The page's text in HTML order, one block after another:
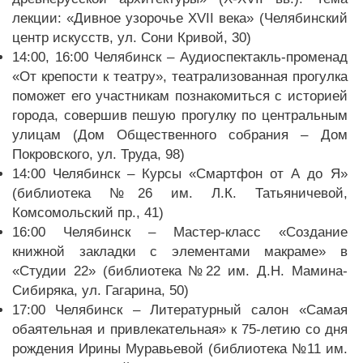
лекции: «Дивное узорочье XVII века» (Челябинский
центр искусств, ул. Сони Кривой, 30)
14:00, 16:00 Челябинск – Аудиоспектакль-променад
«От крепости к театру», театрализованная прогулка
поможет его участникам познакомиться с историей
города, совершив пешую прогулку по центральным
улицам (Дом Общественного собрания – Дом
Покровского, ул. Труда, 98)
14:00 Челябинск – Курсы «Смартфон от А до Я»
(библиотека №26 им. Л.К. Татьяничевой,
Комсомольский пр., 41)
16:00 Челябинск – Мастер-класс «Создание
книжной закладки с элементами макраме» в
«Студии 22» (библиотека №22 им. Д.Н. Мамина-
Сибиряка, ул. Гагарина, 50)
17:00 Челябинск – Литературный салон «Самая
обаятельная и привлекательная» к 75-летию со дня
рождения Ирины Муравьевой (библиотека №11 им.